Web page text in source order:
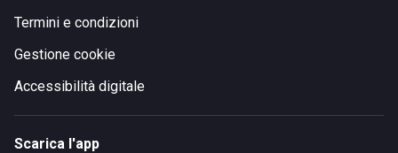
Termini e condizioni
Gestione cookie
Accessibilità digitale
Scarica l'app